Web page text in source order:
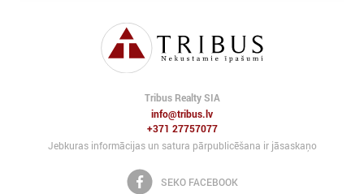
Tribus Realty SIA
info@tribus.lv
+371 27757077
Jebkuras informācijas un satura pārpublicēšana ir jāsaskaņo
SEKO FACEBOOK